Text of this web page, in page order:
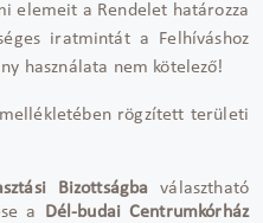
elemeit a Rendelet határozza
iratmintát a Felhíváshoz
használata nem kötelező!
rögzített területi
Bizottságba választható
a
Dél-budai Centrumkórház